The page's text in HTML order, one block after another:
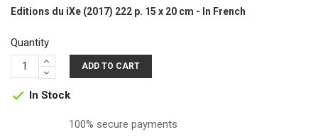
Editions du iXe (2017) 222 p. 15 x 20 cm - In French
Quantity
ADD TO CART
 In Stock
100% secure payments